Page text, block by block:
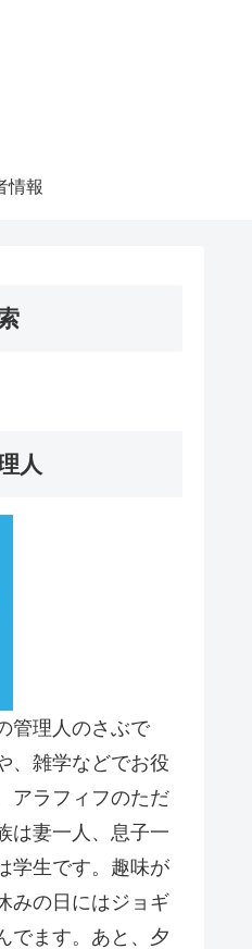
情報
人
管理人のさぶで
、雑学などでお役
アラフィフのただ
は妻一人、息子一
学生です。趣味が
みの日にはジョギ
でます。あと、夕